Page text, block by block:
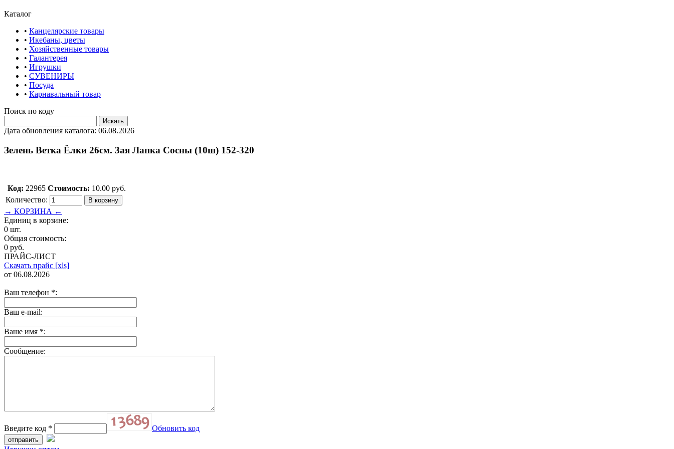
Каталог
• Канцелярские товары
• Икебаны, цветы
• Хозяйственные товары
• Галантерея
• Игрушки
• СУВЕНИРЫ
• Посуда
• Карнавальный товар
Поиск по коду
Дата обновления каталога: 06.08.2026
Зелень Ветка Ёлки 26см. 3ая Лапка Сосны (10ш) 152-320
Код: 22965 Стоимость: 10.00 руб.
Количество:
→ КОРЗИНА ←
Единиц в корзине:
0 шт.
Общая стоимость:
0 руб.
ПРАЙС-ЛИСТ
Скачать прайс [xls]
от 06.08.2026
Ваш телефон *:
Ваш e-mail:
Ваше имя *:
Сообщение:
Введите код * Обновить код